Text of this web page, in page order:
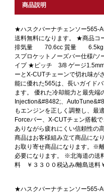
商品説明
★ハスクバーナチェンソー565-
送料無料になります。 ★商品
排気量 70.6cc 質量 6.5kg
スプロケットノーズバー仕様/
イプ ★ピッチ 3/8 ゲージ
ーとX-CUTチェーンで切れ味が
能に優れた565は、長いガイド
ます。 優れた冷却能力と最先端
Injection&#8482;、
もエンジンを正しく調整し、最
Forceバー、X-CUTチェン搭載
ありながら疲れにくい信頼性の
商品はお客様組み立て商品にな
お取り寄せ商品になります。※
必要になります。 ※北海道の送
料 ￥３３００税込み/離島送料
★ハスクバーナチェンソー565-